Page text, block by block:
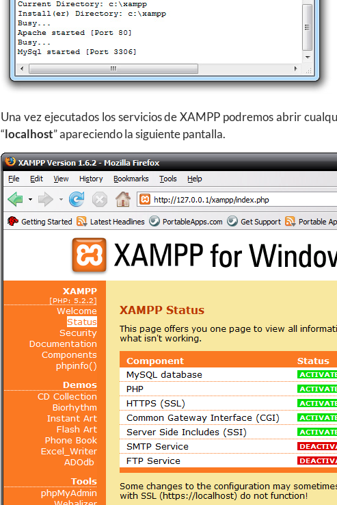
Una vez ejecutados los servicios de XAMPP podremos abrir
“localhost” apareciendo la siguiente pantalla.